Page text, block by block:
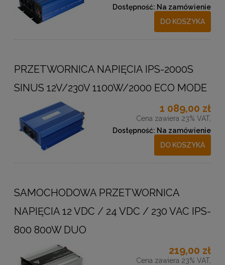
Dostępność: Na zamówienie
DO KOSZYKA
PRZETWORNICA NAPIĘCIA IPS-2000S
SINUS 12V/230V 1100W/2000 ECO MODE
1 089,00 zł
Cena zawiera 23% VAT,
Dostępność: Na zamówienie
DO KOSZYKA
SAMOCHODOWA PRZETWORNICA
NAPIĘCIA 12 VDC / 24 VDC / 230 VAC IPS-
800 800W DUO
219,00 zł
Cena zawiera 23% VAT,